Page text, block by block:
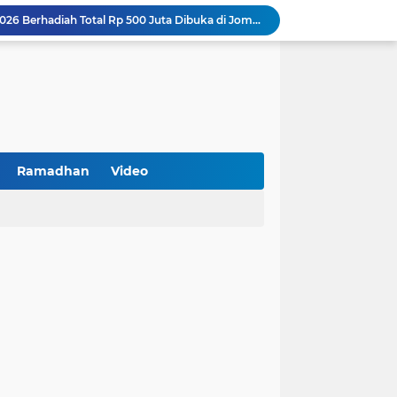
Turnamen PKDI Cup II 2026 Berhadiah Total Rp 500 Juta Dibuka di Jombang, Ketua PKDI Jatim Syaifullah Mahdi: Ajang Silaturrahmi dan Media Komunikasi Antar-Kades untuk Memajukan Desa
Kemerdekaan
Kemenkop Tekankan Peran Strategis Manajer dalam Menentukan Keberhasilan KDKMP
Ramadhan Video